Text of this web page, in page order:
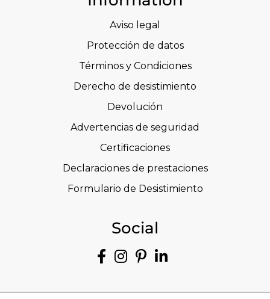
Aviso legal
Protección de datos
Términos y Condiciones
Derecho de desistimiento
Devolución
Advertencias de seguridad
Certificaciones
Declaraciones de prestaciones
Formulario de Desistimiento
Social